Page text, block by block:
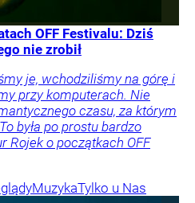
OFF Festivalu: Dziś
nie zrobił
je, wchodziliśmy na górę i
przy komputerach. Nie
czasu, za którym
była po prostu bardzo
Rojek o początkach OFF
MuzykaTylko u Nas